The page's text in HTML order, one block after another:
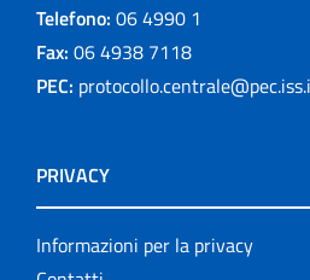
Telefono: 06 4990 1
Fax: 06 4938 7118
PEC:
PRIVACY
Informazioni per la privacy